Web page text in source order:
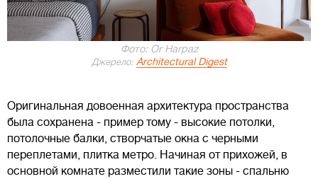
Фото: Or Harpaz
Джерело: Architectural Digest
Оригинальная довоенная архитектура пространства
была сохранена - пример тому - высокие потолки,
потолочные балки, створчатые окна с черными
переплетами, плитка метро. Начиная от прихожей, в
основной комнате разместили такие зоны - спальню